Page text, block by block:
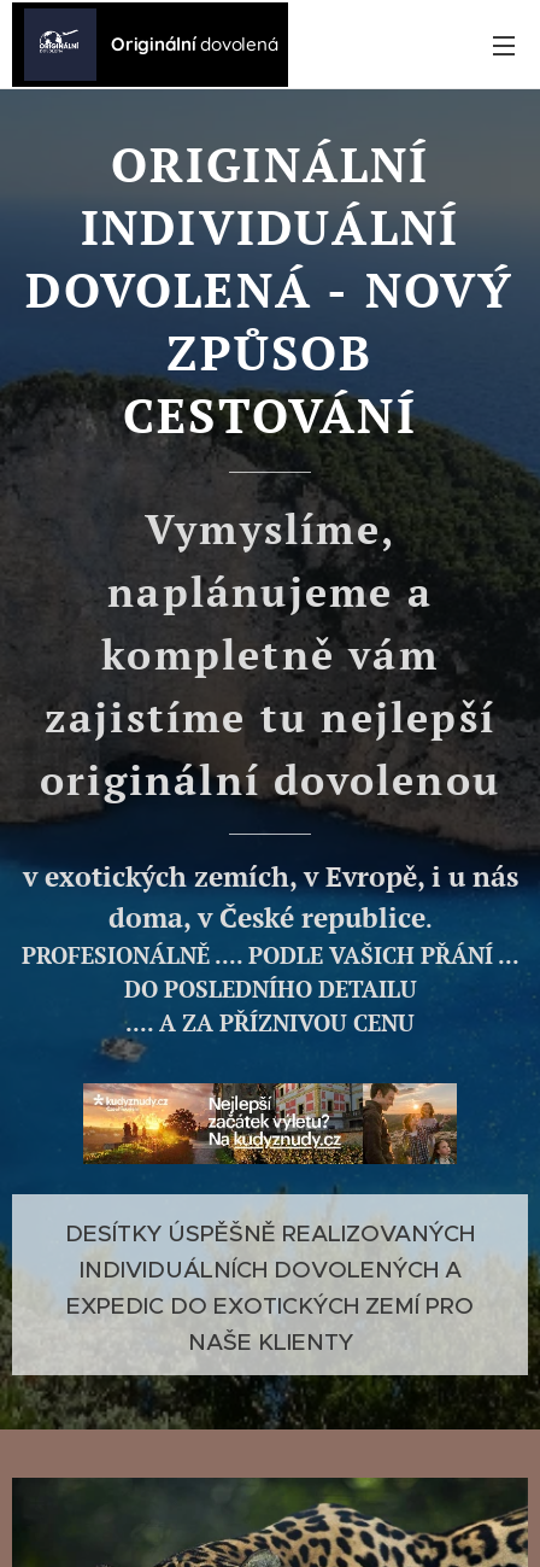
Originálnídovolená
ORIGINÁLNÍ
INDIVIDUÁLNÍ
DOVOLENÁ - NOVÝ
ZPŮSOB
CESTOVÁNÍ
Vymyslíme,
naplánujeme a
kompletně vám
zajistíme tu nejlepší
originální dovolenou
v exotických zemích, v Evropě, i u nás
doma, v České republice.
PROFESIONÁLNĚ .... PODLE VAŠICH PŘÁNÍ ...
DO POSLEDNÍHO DETAILU
.... A ZA PŘÍZNIVOU CENU
DESÍTKY ÚSPĚŠNĚ REALIZOVANÝCH
INDIVIDUÁLNÍCH DOVOLENÝCH A
EXPEDIC DO EXOTICKÝCH ZEMÍ PRO
NAŠE KLIENTY